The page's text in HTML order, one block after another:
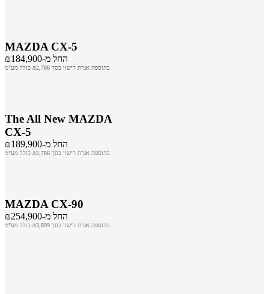
MAZDA CX-5
החל מ-₪184,900
בתוספת אגרת רישוי בסך ₪2,786 כולל מע"מ
The All New MAZDA
CX-5
החל מ-₪189,900
בתוספת אגרת רישוי בסך ₪2,786 כולל מע"מ
MAZDA CX-90
החל מ-₪254,900
בתוספת אגרת רישוי בסך ₪3,899 כולל מע"מ